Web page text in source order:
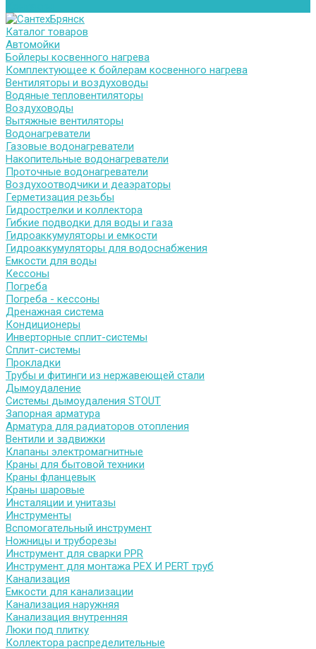
Каталог товаров
Автомойки
Бойлеры косвенного нагрева
Комплектующее к бойлерам косвенного нагрева
Вентиляторы и воздуховоды
Водяные тепловентиляторы
Воздуховоды
Вытяжные вентиляторы
Водонагреватели
Газовые водонагреватели
Накопительные водонагреватели
Проточные водонагреватели
Воздухоотводчики и деаэраторы
Герметизация резьбы
Гидрострелки и коллектора
Гибкие подводки для воды и газа
Гидроаккумуляторы и емкости
Гидроаккумуляторы для водоснабжения
Емкости для воды
Кессоны
Погреба
Погреба - кессоны
Дренажная система
Кондиционеры
Инверторные сплит-системы
Сплит-системы
Прокладки
Трубы и фитинги из нержавеющей стали
Дымоудаление
Системы дымоудаления STOUT
Запорная арматура
Арматура для радиаторов отопления
Вентили и задвижки
Клапаны электромагнитные
Краны для бытовой техники
Краны фланцевык
Краны шаровые
Инсталяции и унитазы
Инструменты
Вспомогательный инструмент
Ножницы и труборезы
Инструмент для сварки PPR
Инструмент для монтажа PEX И PERT труб
Канализация
Емкости для канализации
Канализация наружняя
Канализация внутренняя
Люки под плитку
Коллектора распределительные